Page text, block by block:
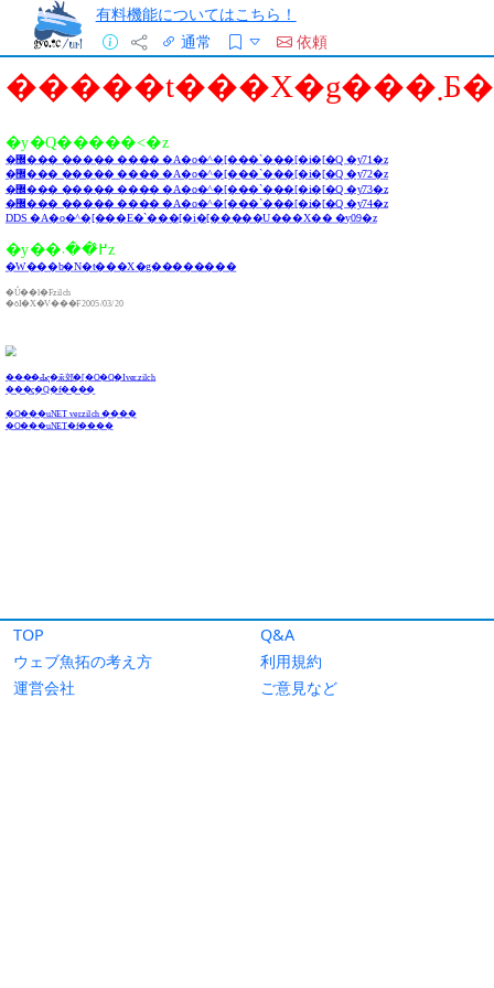
有料機能についてはこちら！
通常
依頼
TOP
Q&A
ウェブ魚拓の考え方
利用規約
運営会社
ご意見など